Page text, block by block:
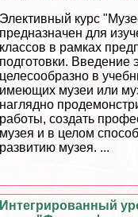
Элективный курс
предназначен для
классов в рамках
подготовки. Введение
целесообразно в
имеющих музеи или
наглядно
работы, создать
музея и в целом
развитию музея. ...
Интегрированный